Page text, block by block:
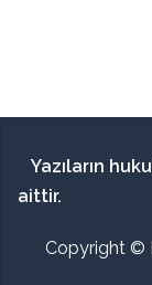
Yazıların
aittir.
Copyright ©